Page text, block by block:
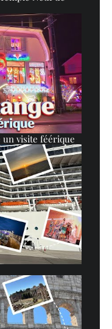
un visite féérique